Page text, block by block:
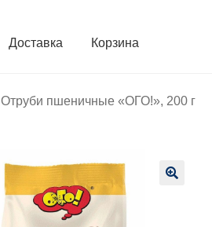
Доставка Корзина
Отруби пшеничные «ОГО!», 200 г